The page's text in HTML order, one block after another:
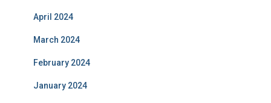
April 2024
March 2024
February 2024
January 2024